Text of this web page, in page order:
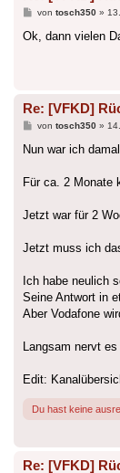
Beitrag
von tosch350»
Ok, dann vielen
Re: [VFKD]
Beitrag
von tosch350»
Nun war ich
Für ca. 2 Monate
Jetzt war für 2
Jetzt muss ich
Ich habe neulich
Seine Antwort in
Aber Vodafone
Langsam nervt
Edit:
Du hast keine
Re: [VFKD]